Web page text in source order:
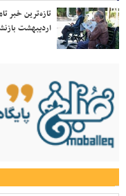
تازه‌ترین خبر
اردیبهشت